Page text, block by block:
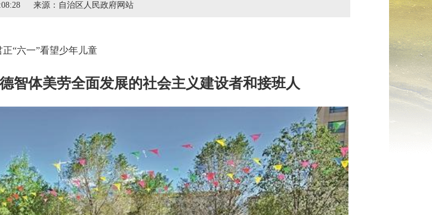
来源： 自治区人民政府网站
正“六一”看望少年儿童
智体美劳全面发展的社会主义建设者和接班人